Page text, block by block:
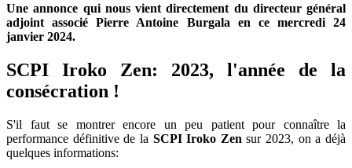
Une annonce qui nous vient directement du directeur général
adjoint associé Pierre Antoine Burgala en ce mercredi 24
janvier 2024.
SCPI Iroko Zen: 2023, l'année de la
consécration !
S'il faut se montrer encore un peu patient pour connaître la
performance définitive de la SCPI Iroko Zen sur 2023, on a déjà
quelques informations: